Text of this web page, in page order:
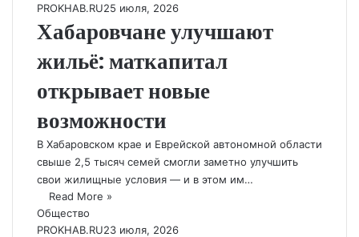
PROKHAB.RU25 июля, 2026
Хабаровчане улучшают
жильё: маткапитал
открывает новые
возможности
В Хабаровском крае и Еврейской автономной области
свыше 2,5 тысяч семей смогли заметно улучшить
свои жилищные условия — и в этом им…
Read More »
Общество
PROKHAB.RU23 июля, 2026